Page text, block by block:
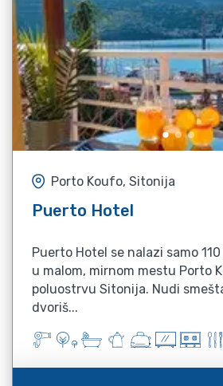
Porto Koufo, Sitonija
Puerto Hotel
Puerto Hotel se nalazi samo
u malom, mirnom mestu Porto
poluostrvu Sitonija. Nudi
dvoriš...